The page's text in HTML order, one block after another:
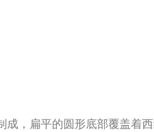
，扁平的圆形底部覆盖着